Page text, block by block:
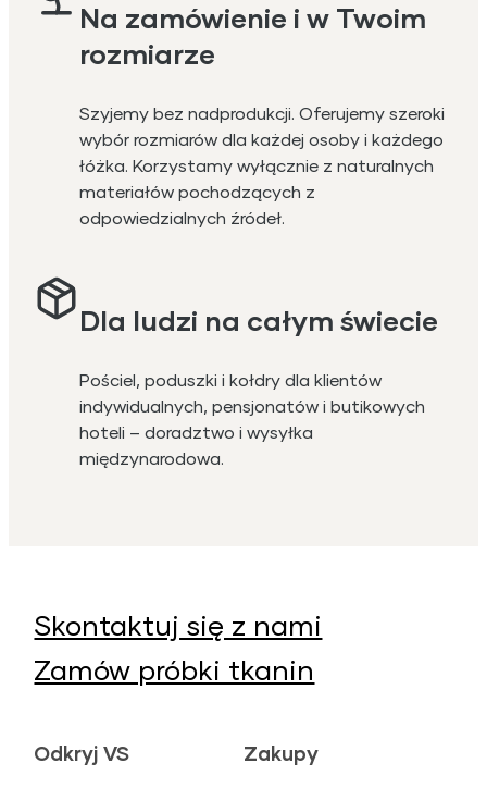
Na zamówienie i w Twoim
rozmiarze
Szyjemy bez nadprodukcji. Oferujemy szeroki
wybór rozmiarów dla każdej osoby i każdego
łóżka. Korzystamy wyłącznie z naturalnych
materiałów pochodzących z
odpowiedzialnych źródeł.
Dla ludzi na całym świecie
Pościel, poduszki i kołdry dla klientów
indywidualnych, pensjonatów i butikowych
hoteli – doradztwo i wysyłka
międzynarodowa.
Skontaktuj się z nami
Zamów próbki tkanin
Odkryj VS Zakupy